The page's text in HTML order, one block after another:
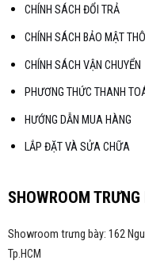
CHÍNH SÁCH ĐỔI TRẢ
CHÍNH SÁCH BẢO MẬT
CHÍNH SÁCH VẬN CHUYỂN
PHƯƠNG THỨC THANH
HƯỚNG DẪN MUA HÀNG
LẮP ĐẶT VÀ SỬA CHỮA
SHOWROOM TRƯNG
Showroom trưng bày: 162
Tp.HCM